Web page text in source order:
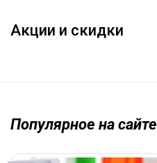
Акции и скидки
Популярное на сайте